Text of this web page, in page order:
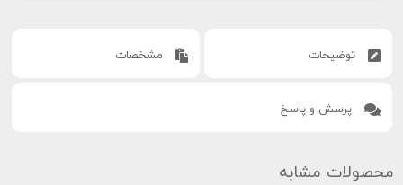
توضیحات مشخصات
پرسش و پاسخ
محصولات مشابه